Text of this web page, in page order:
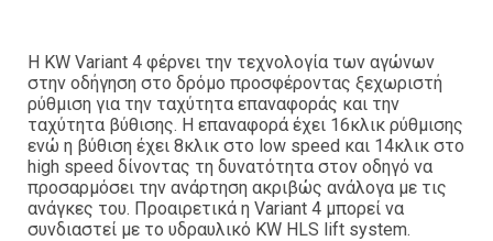
Η KW Variant 4 φέρνει την τεχνολογία των αγώνων
στην οδήγηση στο δρόμο προσφέροντας ξεχωριστή
ρύθμιση για την ταχύτητα επαναφοράς και την
ταχύτητα βύθισης. Η επαναφορά έχει 16κλικ ρύθμισης
ενώ η βύθιση έχει 8κλικ στο low speed και 14κλικ στο
high speed δίνοντας τη δυνατότητα στον οδηγό να
προσαρμόσει την ανάρτηση ακριβώς ανάλογα με τις
ανάγκες του. Προαιρετικά η Variant 4 μπορεί να
συνδιαστεί με το υδραυλικό KW HLS lift system.